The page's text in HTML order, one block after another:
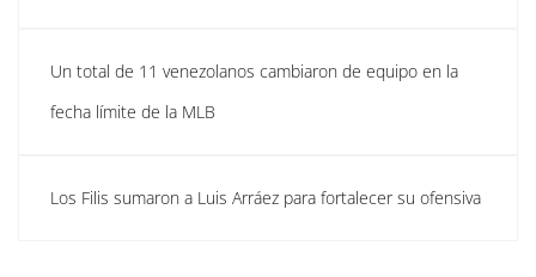
Un total de 11 venezolanos cambiaron de equipo en la
fecha límite de la MLB
Los Filis sumaron a Luis Arráez para fortalecer su ofensiva